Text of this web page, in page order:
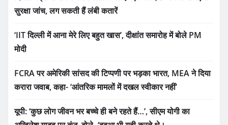
सुरक्षा जांच, लग सकती हैं लंबी कतारें
‘IIT दिल्ली में आना मेरे लिए बहुत खास’, दीक्षांत समारोह में बोले PM
मोदी
FCRA पर अमेरिकी सांसद की टिप्पणी पर भड़का भारत, MEA ने दिया
करारा जवाब, कहा- ‘आंतरिक मामलों में दखल स्वीकार नहीं’
यूपी: ‘कुछ लोग जीवन भर बच्चे ही बने रहते हैं…’, सीएम योगी का